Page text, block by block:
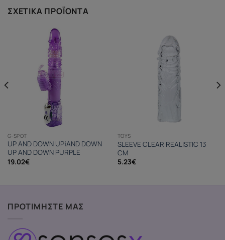
ΣΧΕΤΙΚΆ ΠΡΟΪΌΝΤΑ
G-SPOT
UP AND DOWN UP¡AND DOWN
UP AND DOWN PURPLE
19.02€
TOYS
SLEEVE CLEAR REALISTIC 13
CM
5.23€
ΠΡΟΤΙΜΗΣΤΕ ΜΑΣ